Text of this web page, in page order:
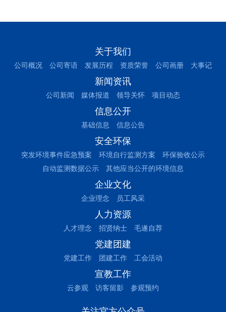
关于我们
公司概况 公司寄语 发展历程 资质荣誉 公司画册 大事记
新闻资讯
公司新闻 媒体报道 领导关怀 项目动态
信息公开
基础信息 信息公告
安全环保
突发环境事件应急预案 环境自行监测方案
环保验收公示
自动监测数据公示
其他应当公开的环境信息
企业文化
企业理念 员工风采
人力资源
人才理念 招贤纳士 毛遂自荐
党建团建
党建工作 团建工作 工会活动
宣教工作
云参观 访客留影 参观预约